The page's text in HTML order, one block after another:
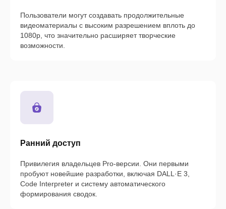
Пользователи могут создавать продолжительные
видеоматериалы с высоким разрешением вплоть до
1080p, что значительно расширяет творческие
возможности.
Ранний доступ
Привилегия владельцев Pro-версии. Они первыми
пробуют новейшие разработки, включая DALL·E 3,
Code Interpreter и систему автоматического
формирования сводок.